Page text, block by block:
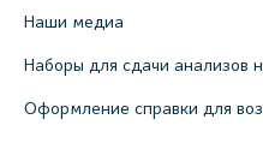
Наши медиа
Наборы для сдачи анализов
Оформление справки для